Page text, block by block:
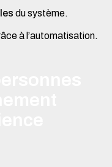
du système.
à l’automatisation.